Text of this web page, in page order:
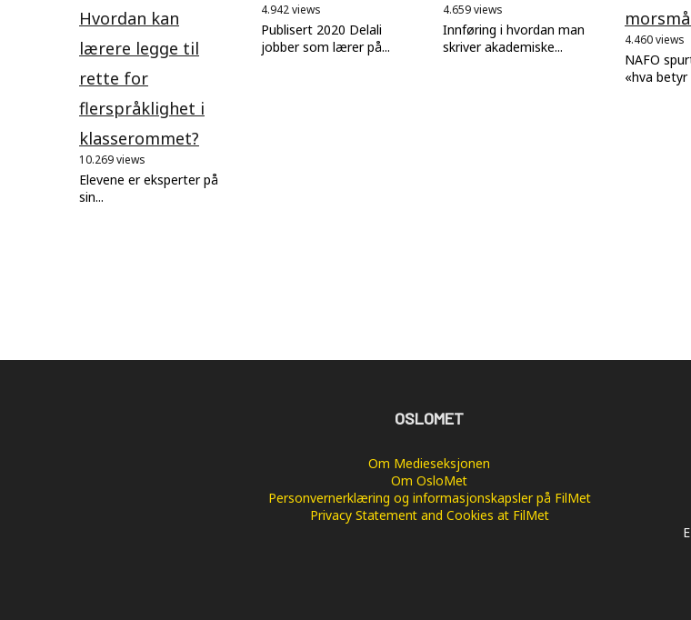
Hvordan kan
lærere legge til
rette for
flerspråklighet i
klasserommet?
10.269 views
Elevene er eksperter på
sin...
4.942 views
Publisert 2020 Delali
jobber som lærer på...
4.659 views
Innføring i hvordan man
skriver akademiske...
4.460 views
NAFO
«hva betyr
OSLOMET
Om Medieseksjonen
Om OsloMet
Personvernerklæring og informasjonskapsler på FilMet
Privacy Statement and Cookies at FilMet